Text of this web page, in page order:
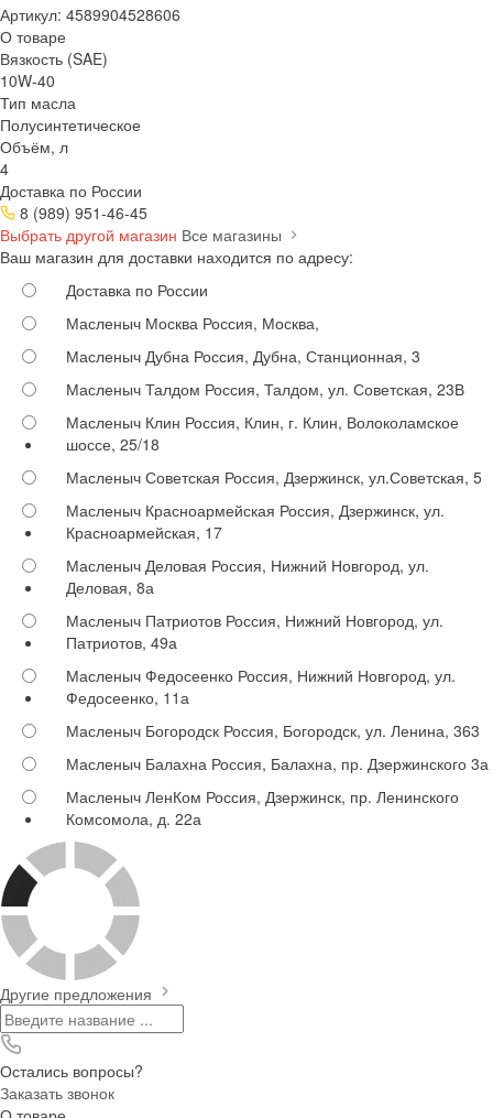
Артикул: 4589904528606
О товаре
Вязкость (SAE)
10W-40
Тип масла
Полусинтетическое
Объём, л
4
Доставка по России
8 (989) 951-46-45
Выбрать другой магазин Все магазины
Ваш магазин для доставки находится по адресу:
Доставка по России
Масленыч Москва Россия, Москва,
Масленыч Дубна Россия, Дубна, Станционная, 3
Масленыч Талдом Россия, Талдом, ул. Советская, 23В
Масленыч Клин Россия, Клин, г. Клин, Волоколамское
шоссе, 25/18
Масленыч Советская Россия, Дзержинск, ул.Советская, 5
Масленыч Красноармейская Россия, Дзержинск, ул.
Красноармейская, 17
Масленыч Деловая Россия, Нижний Новгород, ул.
Деловая, 8а
Масленыч Патриотов Россия, Нижний Новгород, ул.
Патриотов, 49а
Масленыч Федосеенко Россия, Нижний Новгород, ул.
Федосеенко, 11а
Масленыч Богородск Россия, Богородск, ул. Ленина, 363
Масленыч Балахна Россия, Балахна, пр. Дзержинского 3а
Масленыч ЛенКом Россия, Дзержинск, пр. Ленинского
Комсомола, д. 22а
Другие предложения
Остались вопросы?
Заказать звонок